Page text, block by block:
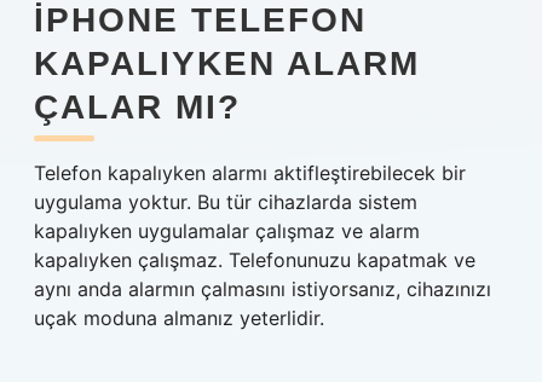
IPHONE TELEFON
KAPALIYKEN ALARM
ÇALAR MI?
Telefon kapalıyken alarmı aktifleştirebilecek bir
uygulama yoktur. Bu tür cihazlarda sistem
kapalıyken uygulamalar çalışmaz ve alarm
kapalıyken çalışmaz. Telefonunuzu kapatmak ve
aynı anda alarmın çalmasını istiyorsanız, cihazınızı
uçak moduna almanız yeterlidir.